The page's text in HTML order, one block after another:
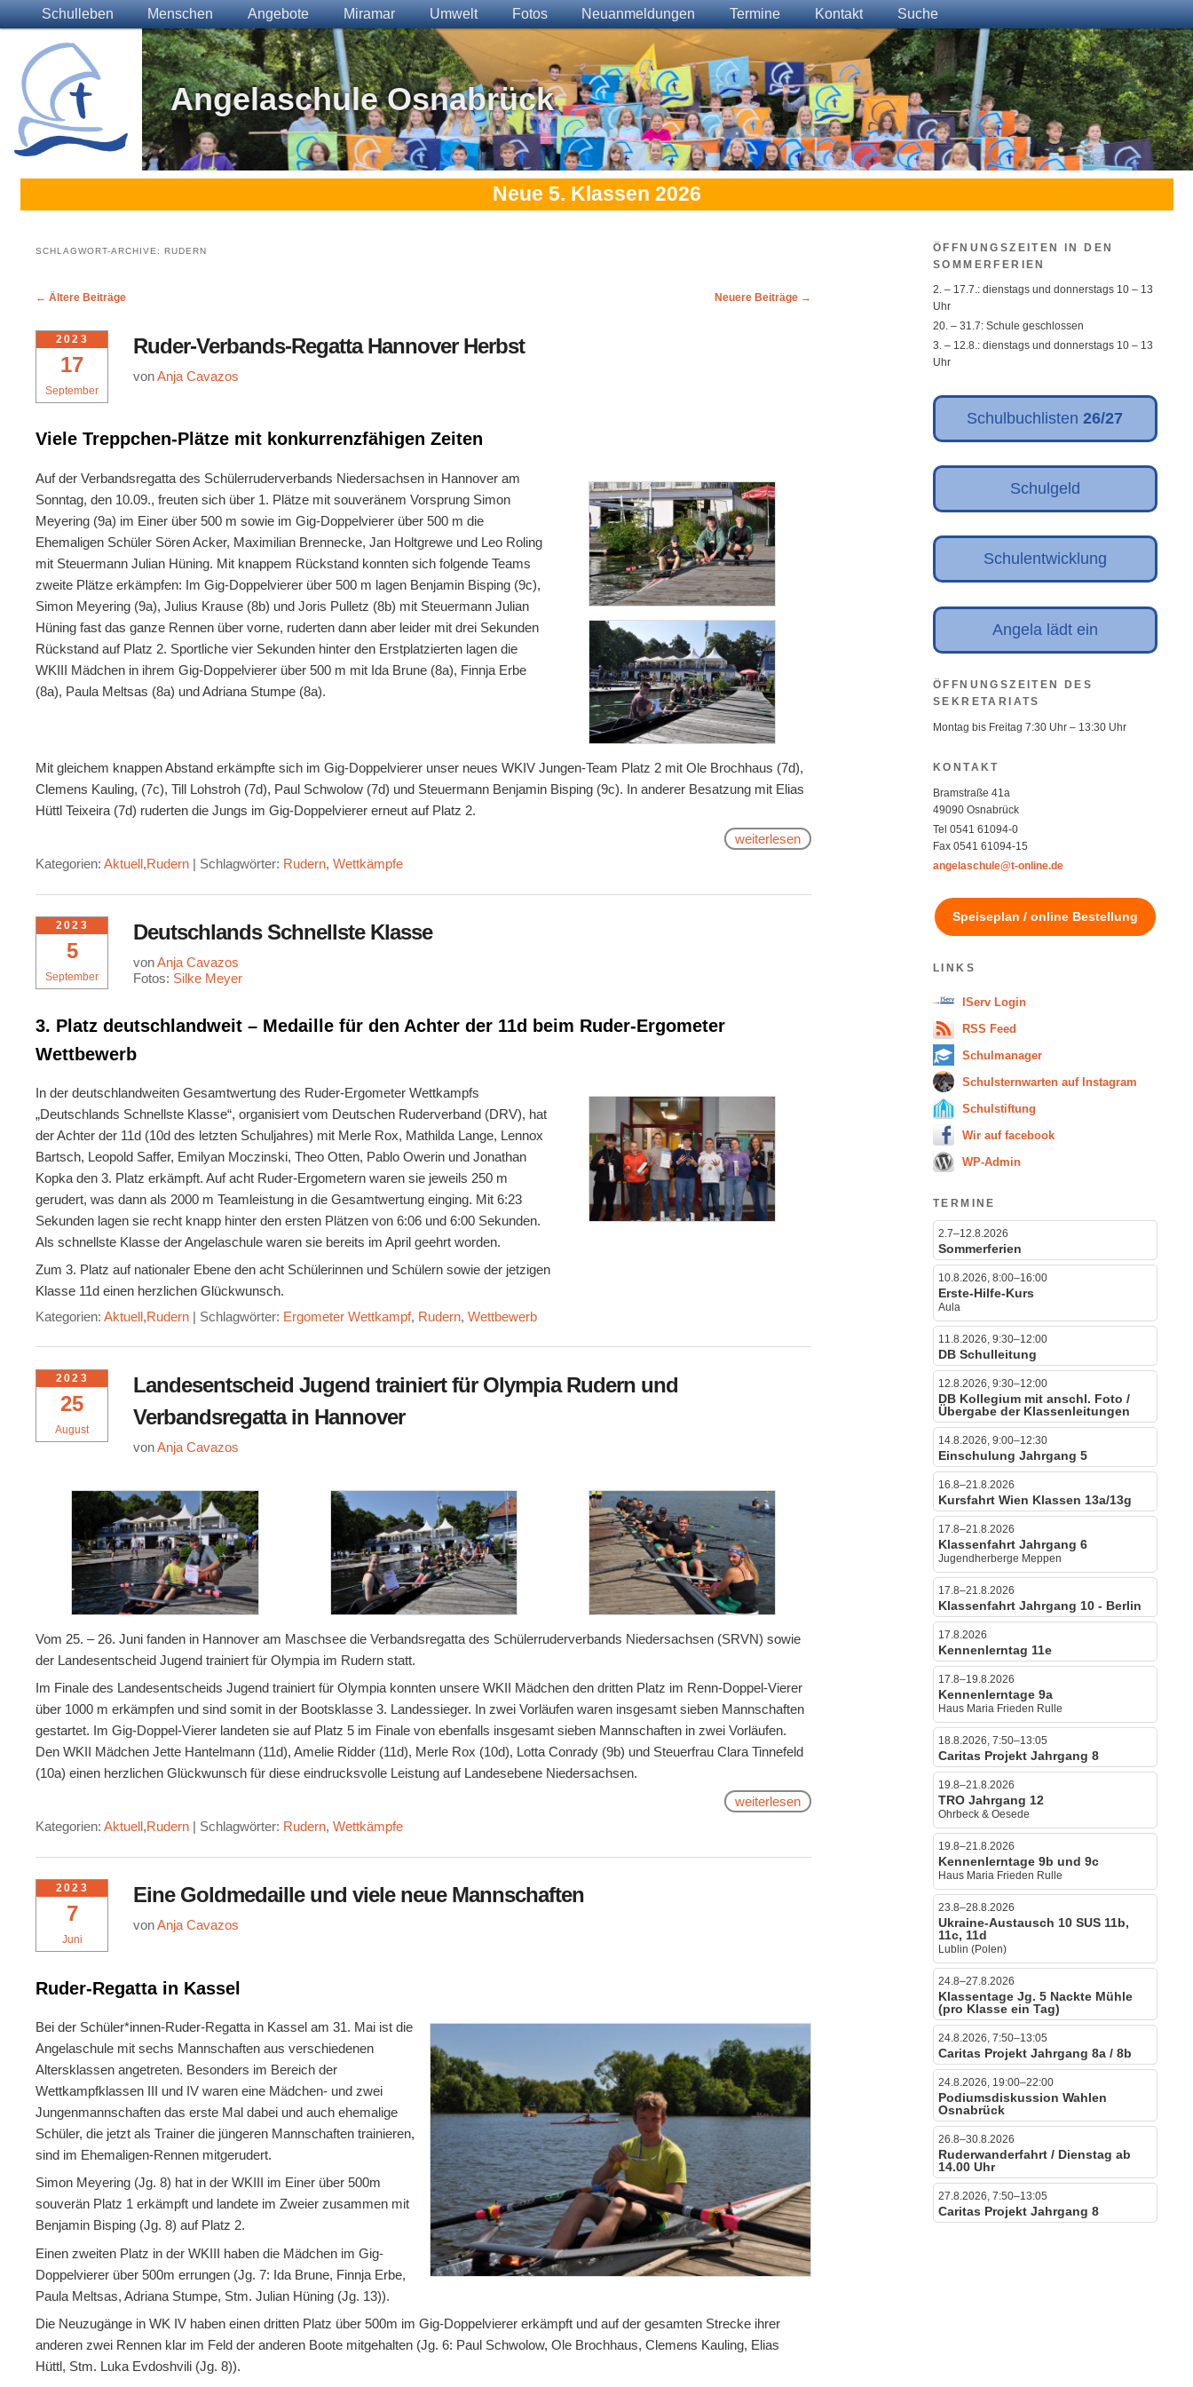
Main menuSkip to primary content
Skip to secondary content
Schulleben Menschen Angebote Miramar Umwelt Fotos Neuanmeldungen Termine Kontakt Suche
Angelaschule Osnabrück
Neue 5. Klassen 2026
SCHLAGWORT-ARCHIVE:RUDERN
Post navigation
← Ältere Beiträge Neuere Beiträge →
17
September
2023 Ruder-Verbands-Regatta Hannover Herbst
vonAnja Cavazos
Viele Treppchen-Plätze mit konkurrenzfähigen Zeiten
Auf der Verbandsregatta des Schülerruderverbands Niedersachsen in Hannover am
Sonntag, den 10.09., freuten sich über 1. Plätze mit souveränem Vorsprung Simon
Meyering (9a) im Einer über 500 m sowie im Gig-Doppelvierer über 500 m die
Ehemaligen Schüler Sören Acker, Maximilian Brennecke, Jan Holtgrewe und Leo Roling
mit Steuermann Julian Hüning. Mit knappem Rückstand konnten sich folgende Teams
zweite Plätze erkämpfen: Im Gig-Doppelvierer über 500 m lagen Benjamin Bisping (9c),
Simon Meyering (9a), Julius Krause (8b) und Joris Pulletz (8b) mit Steuermann Julian
Hüning fast das ganze Rennen über vorne, ruderten dann aber leider mit drei Sekunden
Rückstand auf Platz 2. Sportliche vier Sekunden hinter den Erstplatzierten lagen die
WKIII Mädchen in ihrem Gig-Doppelvierer über 500 m mit Ida Brune (8a), Finnja Erbe
(8a), Paula Meltsas (8a) und Adriana Stumpe (8a).
Mit gleichem knappen Abstand erkämpfte sich im Gig-Doppelvierer unser neues WKIV Jungen-Team Platz 2 mit Ole Brochhaus (7d),
Clemens Kauling, (7c), Till Lohstroh (7d), Paul Schwolow (7d) und Steuermann Benjamin Bisping (9c). In anderer Besatzung mit Elias
Hüttl Teixeira (7d) ruderten die Jungs im Gig-Doppelvierer erneut auf Platz 2.
weiterlesen
Kategorien: Aktuell,Rudern | Schlagwörter: Rudern,Wettkämpfe
5
September
2023 Deutschlands Schnellste Klasse
vonAnja Cavazos
Fotos: Silke Meyer
3. Platz deutschlandweit – Medaille für den Achter der 11d beim Ruder-Ergometer
Wettbewerb
In der deutschlandweiten Gesamtwertung des Ruder-Ergometer Wettkampfs
„Deutschlands Schnellste Klasse“, organisiert vom Deutschen Ruderverband (DRV), hat
der Achter der 11d (10d des letzten Schuljahres) mit Merle Rox, Mathilda Lange, Lennox
Bartsch, Leopold Saffer, Emilyan Moczinski, Theo Otten, Pablo Owerin und Jonathan
Kopka den 3. Platz erkämpft. Auf acht Ruder-Ergometern waren sie jeweils 250 m
gerudert, was dann als 2000 m Teamleistung in die Gesamtwertung einging. Mit 6:23
Sekunden lagen sie recht knapp hinter den ersten Plätzen von 6:06 und 6:00 Sekunden.
Als schnellste Klasse der Angelaschule waren sie bereits im April geehrt worden.
Zum 3. Platz auf nationaler Ebene den acht Schülerinnen und Schülern sowie der jetzigen
Klasse 11d einen herzlichen Glückwunsch.
Kategorien: Aktuell,Rudern | Schlagwörter: Ergometer Wettkampf, Rudern,Wettbewerb
25
August
2023
Landesentscheid Jugend trainiert für Olympia Rudern und
Verbandsregatta in Hannover
vonAnja Cavazos
Vom 25. – 26. Juni fanden in Hannover am Maschsee die Verbandsregatta des Schülerruderverbands Niedersachsen (SRVN) sowie
der Landesentscheid Jugend trainiert für Olympia im Rudern statt.
Im Finale des Landesentscheids Jugend trainiert für Olympia konnten unsere WKII Mädchen den dritten Platz im Renn-Doppel-Vierer
über 1000 m erkämpfen und sind somit in der Bootsklasse 3. Landessieger. In zwei Vorläufen waren insgesamt sieben Mannschaften
gestartet. Im Gig-Doppel-Vierer landeten sie auf Platz 5 im Finale von ebenfalls insgesamt sieben Mannschaften in zwei Vorläufen.
Den WKII Mädchen Jette Hantelmann (11d), Amelie Ridder (11d), Merle Rox (10d), Lotta Conrady (9b) und Steuerfrau Clara Tinnefeld
(10a) einen herzlichen Glückwunsch für diese eindrucksvolle Leistung auf Landesebene Niedersachsen.
weiterlesen
Kategorien: Aktuell ,Rudern Schlagwörter: Rudern,Wettkämpfe
7
Juni
2023 Eine Goldmedaille und viele neue Mannschaften
vonAnja Cavazos
Ruder-Regatta in Kassel
Bei der Schüler*innen-Ruder-Regatta in Kassel am 31. Mai ist die
Angelaschule mit sechs Mannschaften aus verschiedenen
Altersklassen angetreten. Besonders im Bereich der
Wettkampfklassen III und IV waren eine Mädchen- und zwei
Jungenmannschaften das erste Mal dabei und auch ehemalige
Schüler, die jetzt als Trainer die jüngeren Mannschaften trainieren,
sind im Ehemaligen-Rennen mitgerudert.
Simon Meyering (Jg. 8) hat in der WKIII im Einer über 500m
souverän Platz 1 erkämpft und landete im Zweier zusammen mit
Benjamin Bisping (Jg. 8) auf Platz 2.
Einen zweiten Platz in der WKIII haben die Mädchen im Gig-
Doppelvierer über 500m errungen (Jg. 7: Ida Brune, Finnja Erbe,
Paula Meltsas, Adriana Stumpe, Stm. Julian Hüning (Jg. 13)).
Die Neuzugänge in WK IV haben einen dritten Platz über 500m im Gig-Doppelvierer erkämpft und auf der gesamten Strecke ihrer
anderen zwei Rennen klar im Feld der anderen Boote mitgehalten (Jg. 6: Paul Schwolow, Ole Brochhaus, Clemens Kauling, Elias
Hüttl, Stm. Luka Evdoshvili (Jg. 8)).
ÖFFNUNGSZEITEN IN DEN
SOMMERFERIEN
2. – 17.7.: dienstags und donnerstags 10 – 13
Uhr
20. – 31.7: Schule geschlossen
3. – 12.8.: dienstags und donnerstags 10 – 13
Uhr
Schulbuchlisten26/27
Schulgeld
Schulentwicklung
Angela lädt ein
ÖFFNUNGSZEITEN DES
SEKRETARIATS
Montag bis Freitag 7:30 Uhr – 13:30 Uhr
KONTAKT
Bramstraße 41a
49090 Osnabrück
Tel 0541 61094-0
Fax 0541 61094-15
angelaschule@t-online.de
Speiseplan / online Bestellung
LINKS
IServ Login
RSS Feed
Schulmanager
Schulsternwarten auf Instagram
Schulstiftung
Wir auf facebook
WP-Admin
TERMINE
2.7–12.8.2026
Sommerferien
10.8.2026, 8:00–16:00
Erste-Hilfe-Kurs
Aula
11.8.2026, 9:30–12:00
DB Schulleitung
12.8.2026, 9:30–12:00
DB Kollegium mit anschl. Foto /
Übergabe der Klassenleitungen
14.8.2026, 9:00–12:30
Einschulung Jahrgang 5
16.8–21.8.2026
Kursfahrt Wien Klassen 13a/13g
17.8–21.8.2026
Klassenfahrt Jahrgang 6
Jugendherberge Meppen
17.8–21.8.2026
Klassenfahrt Jahrgang 10 - Berlin
17.8.2026
Kennenlerntag 11e
17.8–19.8.2026
Kennenlerntage 9a
Haus Maria Frieden Rulle
18.8.2026, 7:50–13:05
Caritas Projekt Jahrgang 8
19.8–21.8.2026
TRO Jahrgang 12
Ohrbeck & Oesede
19.8–21.8.2026
Kennenlerntage 9b und 9c
Haus Maria Frieden Rulle
23.8–28.8.2026
Ukraine-Austausch 10 SUS 11b,
11c, 11d
Lublin (Polen)
24.8–27.8.2026
Klassentage Jg. 5 Nackte Mühle
(pro Klasse ein Tag)
24.8.2026, 7:50–13:05
Caritas Projekt Jahrgang 8a / 8b
24.8.2026, 19:00–22:00
Podiumsdiskussion Wahlen
Osnabrück
26.8–30.8.2026
Ruderwanderfahrt / Dienstag ab
14.00 Uhr
27.8.2026, 7:50–13:05
Caritas Projekt Jahrgang 8